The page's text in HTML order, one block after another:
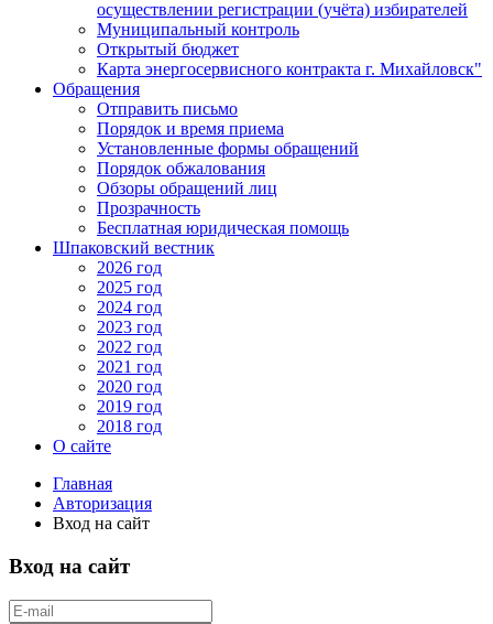
осуществлении регистрации (учёта) избирателей
Муниципальный контроль
Открытый бюджет
Карта энергосервисного контракта г. Михайловск"
Обращения
Отправить письмо
Порядок и время приема
Установленные формы обращений
Порядок обжалования
Обзоры обращений лиц
Прозрачность
Бесплатная юридическая помощь
Шпаковский вестник
2026 год
2025 год
2024 год
2023 год
2022 год
2021 год
2020 год
2019 год
2018 год
О сайте
Главная
Авторизация
Вход на сайт
Вход на сайт